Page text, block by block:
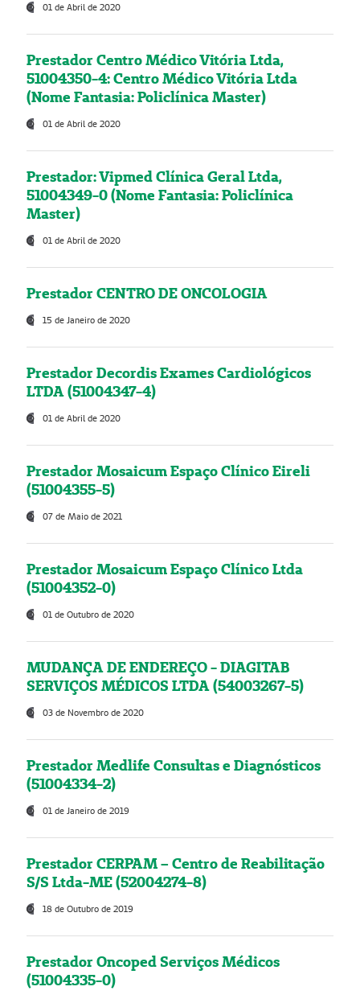
01 de Abril de 2020
Prestador Centro Médico Vitória Ltda,
51004350-4: Centro Médico Vitória Ltda
(Nome Fantasia: Policlínica Master)
01 de Abril de 2020
Prestador: Vipmed Clínica Geral Ltda,
51004349-0 (Nome Fantasia: Policlínica
Master)
01 de Abril de 2020
Prestador CENTRO DE ONCOLOGIA
15 de Janeiro de 2020
Prestador Decordis Exames Cardiológicos
LTDA (51004347-4)
01 de Abril de 2020
Prestador Mosaicum Espaço Clínico Eireli
(51004355-5)
07 de Maio de 2021
Prestador Mosaicum Espaço Clínico Ltda
(51004352-0)
01 de Outubro de 2020
MUDANÇA DE ENDEREÇO - DIAGITAB
SERVIÇOS MÉDICOS LTDA (54003267-5)
03 de Novembro de 2020
Prestador Medlife Consultas e Diagnósticos
(51004334-2)
01 de Janeiro de 2019
Prestador CERPAM – Centro de Reabilitação
S/S Ltda-ME (52004274-8)
18 de Outubro de 2019
Prestador Oncoped Serviços Médicos
(51004335-0)